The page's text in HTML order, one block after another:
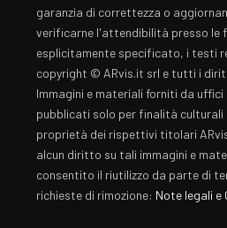
garanzia di correttezza o
verificarne l'attendibilità presso le
esplicitamente specificato, i testi
copyright © ARvis.it srl e tutti i
Immagini e materiali forniti da
pubblicati solo per finalità culturali
proprietà dei rispettivi titolari
alcun diritto su tali immagini e
consentito il riutilizzo da parte di
richieste di rimozione: Note legali e